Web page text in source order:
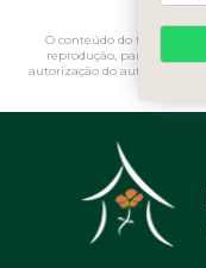
O conteúdo do texto "
reprodução, parcial ou
autorização do autor. Crime